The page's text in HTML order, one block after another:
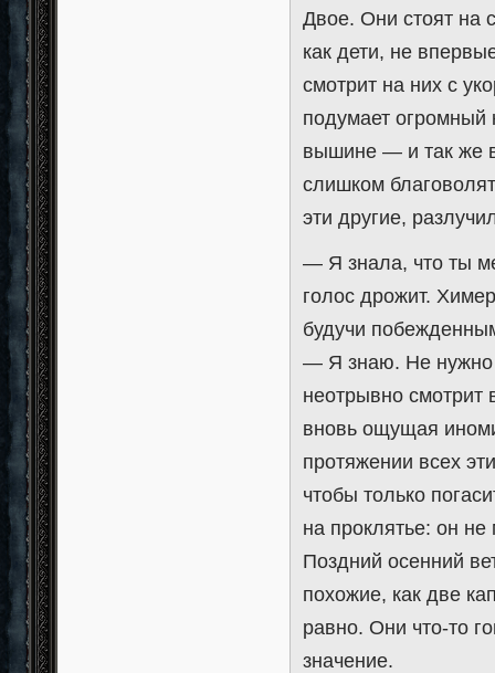
Двое. Они стоят на
как дети, не
смотрит на них с
подумает огромный
вышине — и так же
слишком
эти другие,
— Я знала, что ты
голос дрожит.
будучи
— Я знаю. Не нужно
неотрывно смотрит
вновь ощущая
протяжении всех
чтобы только
на проклятье: он
Поздний осенний
похожие, как две
равно. Они что-то
значение.